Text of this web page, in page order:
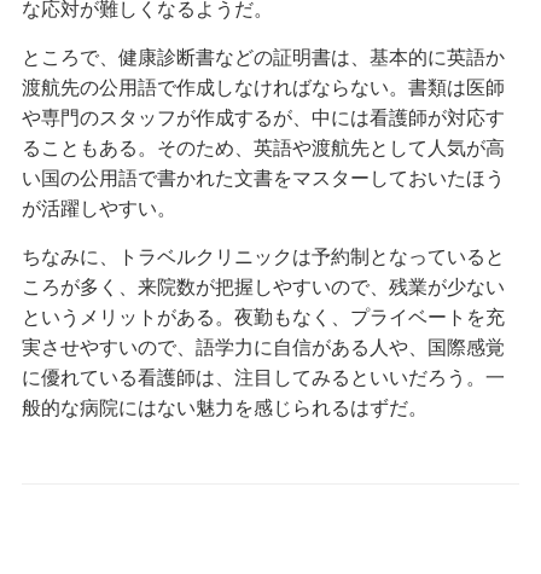
な応対が難しくなるようだ。
ところで、健康診断書などの証明書は、基本的に英語か
渡航先の公用語で作成しなければならない。書類は医師
や専門のスタッフが作成するが、中には看護師が対応す
ることもある。そのため、英語や渡航先として人気が高
い国の公用語で書かれた文書をマスターしておいたほう
が活躍しやすい。
ちなみに、トラベルクリニックは予約制となっていると
ころが多く、来院数が把握しやすいので、残業が少ない
というメリットがある。夜勤もなく、プライベートを充
実させやすいので、語学力に自信がある人や、国際感覚
に優れている看護師は、注目してみるといいだろう。一
般的な病院にはない魅力を感じられるはずだ。